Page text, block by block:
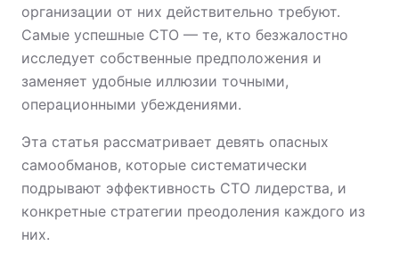
организации от них действительно требуют.
Самые успешные CTO — те, кто безжалостно
исследует собственные предположения и
заменяет удобные иллюзии точными,
операционными убеждениями.
Эта статья рассматривает девять опасных
самообманов, которые систематически
подрывают эффективность CTO лидерства, и
конкретные стратегии преодоления каждого из
них.